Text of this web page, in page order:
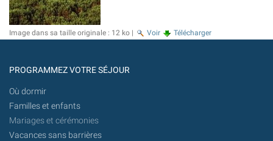
Image dans sa taille originale : 12 ko | Voir Télécharger
PROGRAMMEZ VOTRE SÉJOUR
Où dormir
Familles et enfants
Mariages et cérémonies
Vacances sans barrières